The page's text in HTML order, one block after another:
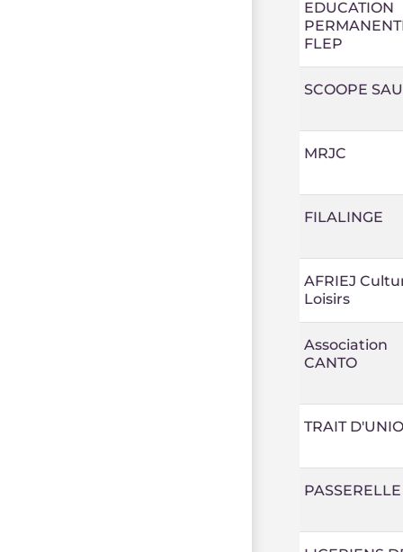
EDUCATION
FLEP
SCOOPE
MRJC
FILALINGE
AFRIEJ
Loisirs
Association
CANTO
TRAIT
PASSERELLE